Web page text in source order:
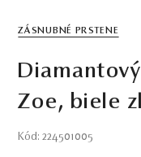
ZÁSNUBNÉ PRSTENE
Zoe, biele
Kód: 224501005